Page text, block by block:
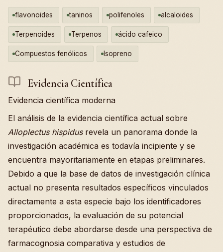
flavonoides taninos polifenoles alcaloides
Terpenoides Terpenos ácido cafeico
Compuestos fenólicos Isopreno
Evidencia Científica
Evidencia científica moderna
El análisis de la evidencia científica actual sobre
Alloplectus hispidusrevela un panorama donde la
investigación académica es todavía incipiente y se
encuentra mayoritariamente en etapas preliminares.
Debido a que la base de datos de investigación clínica
actual no presenta resultados específicos vinculados
directamente a esta especie bajo los identificadores
proporcionados, la evaluación de su potencial
terapéutico debe abordarse desde una perspectiva de
farmacognosia comparativa y estudios de